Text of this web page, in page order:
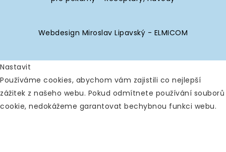
Webdesign Miroslav Lipavský - ELMICOM
Nastavit
Používáme cookies, abychom vám zajistili co nejlepší
zážitek z našeho webu. Pokud odmítnete používání souborů
cookie, nedokážeme garantovat bechybnou funkci webu.